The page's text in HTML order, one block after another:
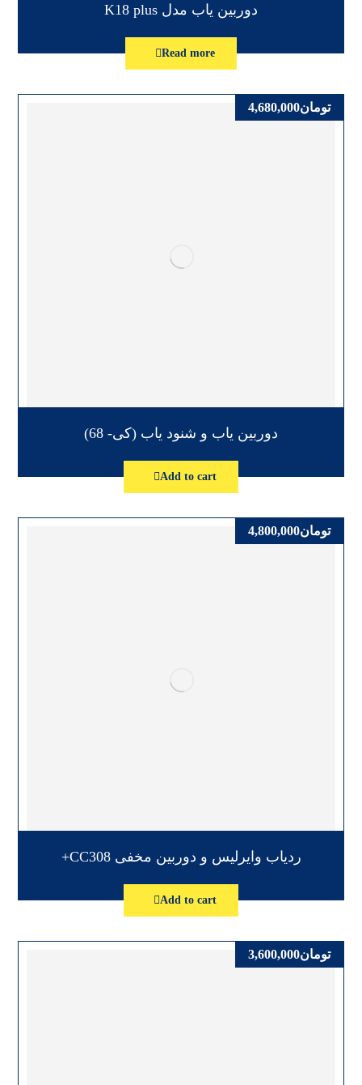
دوربین یاب مدل K18 plus
Read more
دوربین یاب و شنود یاب (کی- 68)
تومان4,680,000
Add to cart
ردیاب وایرلیس و دوربین مخفی CC308+
تومان4,800,000
Add to cart
تومان3,600,000